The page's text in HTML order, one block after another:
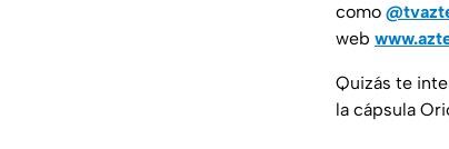
como
web
Quizás te
la cápsula